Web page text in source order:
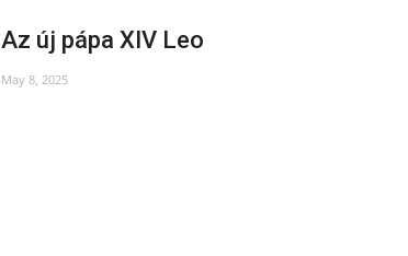
Az új pápa XIV Leo
May 8, 2025